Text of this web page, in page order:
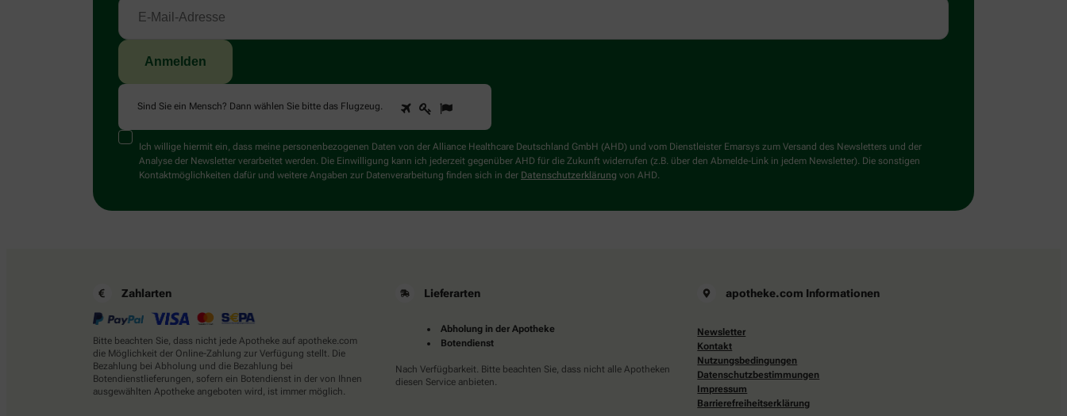
Sind Sie ein Mensch? Dann wählen Sie bitte das Flugzeug.
Sind
Sie
ein
Mensch?
Dann
wählen
1 2
Ich willige hiermit ein, dass meine personenbezogenen Daten von der Alliance Healthcare Deutschland GmbH (AHD) und vom Dienstleister Emarsys zum Versand des Newsletters und der
Analyse der Newsletter verarbeitet werden. Die Einwilligung kann ich jederzeit gegenüber AHD für die Zukunft widerrufen (z.B. über den Abmelde-Link in jedem Newsletter). Die sonstigen
Kontaktmöglichkeiten dafür und weitere Angaben zur Datenverarbeitung finden sich in der Datenschutzerklärung von AHD.
Zahlarten
Bitte beachten Sie, dass nicht jede Apotheke auf apotheke.com
die Möglichkeit der Online-Zahlung zur Verfügung stellt. Die
Bezahlung bei Abholung und die Bezahlung bei
Botendienstlieferungen, sofern ein Botendienst in der von Ihnen
ausgewählten Apotheke angeboten wird, ist immer möglich.
Lieferarten
Abholung in der Apotheke
Botendienst
Nach Verfügbarkeit. Bitte beachten Sie, dass nicht alle Apotheken
diesen Service anbieten.
apotheke.com Informationen
Newsletter
Kontakt
Nutzungsbedingungen
Datenschutzbestimmungen
Impressum
Barrierefreiheitserklärung